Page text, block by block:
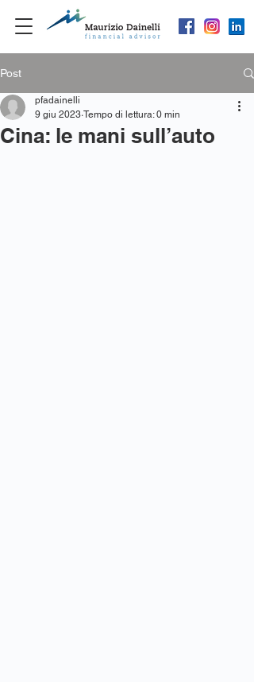
Post
Cina: le mani sull’auto
pfadainelli
9 giu 2023 Tempo di lettura: 0 min